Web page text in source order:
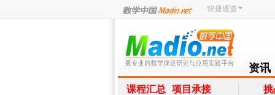
快捷通道
资讯
NEWS
课程汇总 项目承接 挑